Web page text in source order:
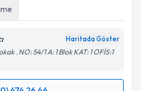
. NO: 54/1 A: 1 Blok KAT: 1 OFİS:1